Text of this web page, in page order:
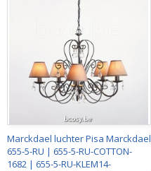
Marckdael luchter Pisa Marckdael
655-5-RU | 655-5-RU-COTTON-
1682 | 655-5-RU-KLEM14-